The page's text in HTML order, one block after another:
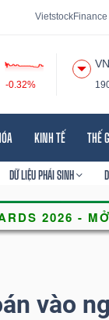
VietstockFinance
-0.32%
KINH TẾ THẾ
DỮ LIỆU PHÁI SINH
vào